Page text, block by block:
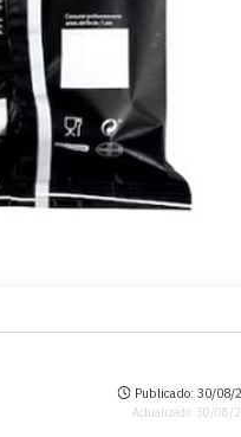
Publicado: 30/08/
Actualizado: 30/08/